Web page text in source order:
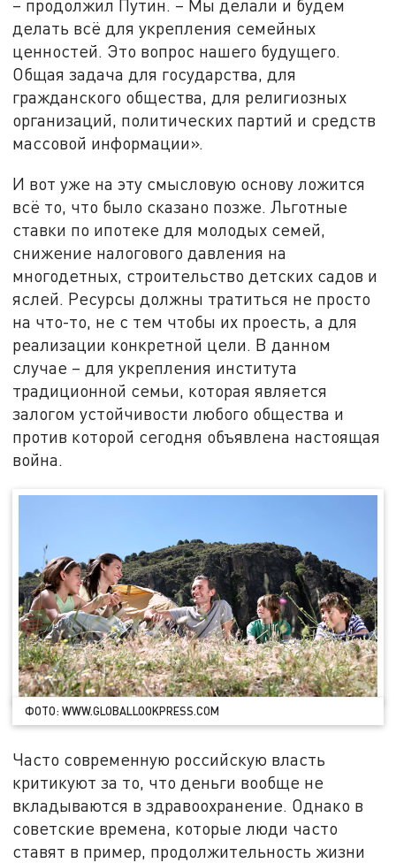
– продолжил Путин. – Мы делали и будем
делать всё для укрепления семейных
ценностей. Это вопрос нашего будущего.
Общая задача для государства, для
гражданского общества, для религиозных
организаций, политических партий и средств
массовой информации».
И вот уже на эту смысловую основу ложится
всё то, что было сказано позже. Льготные
ставки по ипотеке для молодых семей,
снижение налогового давления на
многодетных, строительство детских садов и
яслей. Ресурсы должны тратиться не просто
на что-то, не с тем чтобы их проесть, а для
реализации конкретной цели. В данном
случае – для укрепления института
традиционной семьи, которая является
залогом устойчивости любого общества и
против которой сегодня объявлена настоящая
война.
ФОТО: WWW.GLOBALLOOKPRESS.COM
Часто современную российскую власть
критикуют за то, что деньги вообще не
вкладываются в здравоохранение. Однако в
советские времена, которые люди часто
ставят в пример, продолжительность жизни